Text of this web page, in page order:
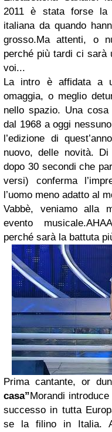
2011 è stata forse la
italiana da quando
grosso.Ma attenti, o
perché più tardi ci sarà
voi...
La intro è affidata a
omaggia, o meglio
nello spazio. Una
dal 1968 a oggi
l’edizione di
nuovo, delle novità. Di
dopo 30 secondi che
versi) conferma
l’uomo meno adatto al
Vabbè, veniamo alla
evento
perché sarà la battuta
Prima cantante, or
casa”Morandi
successo in tutta
se la filino in Italia.